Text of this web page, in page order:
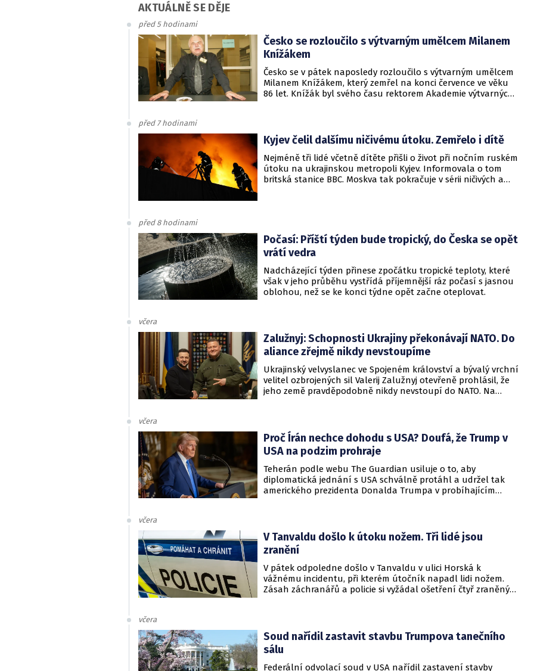
AKTUÁLNĚ SE DĚJE
před 5 hodinami
Česko se rozloučilo s výtvarným umělcem Milanem
Knížákem
Česko se v pátek naposledy rozloučilo s výtvarným umělcem
Milanem Knížákem, který zemřel na konci července ve věku
86 let. Knížák byl svého času rektorem Akademie výtvarných
před 7 hodinami
Kyjev čelil dalšímu ničivému útoku. Zemřelo i dítě
Nejméně tři lidé včetně dítěte přišli o život při nočním ruském
útoku na ukrajinskou metropoli Kyjev. Informovala o tom
britská stanice BBC. Moskva tak pokračuje v sérii ničivých a
před 8 hodinami
Počasí: Příští týden bude tropický, do Česka se opět
vrátí vedra
Nadcházející týden přinese zpočátku tropické teploty, které
však v jeho průběhu vystřídá příjemnější ráz počasí s jasnou
oblohou, než se ke konci týdne opět začne oteplovat.
včera
Zalužnyj: Schopnosti Ukrajiny překonávají NATO. Do
aliance zřejmě nikdy nevstoupíme
Ukrajinský velvyslanec ve Spojeném království a bývalý vrchní
velitel ozbrojených sil Valerij Zalužnyj otevřeně prohlásil, že
jeho země pravděpodobně nikdy nevstoupí do NATO. Na
nedosažitelné.
včera
Proč Írán nechce dohodu s USA? Doufá, že Trump v
USA na podzim prohraje
Teherán podle webu The Guardian usiluje o to, aby
diplomatická jednání s USA schválně protáhl a udržel tak
amerického prezidenta Donalda Trumpa v probíhajícím
rukojmími za prezidenta Jimmyho Cartera.
včera
V Tanvaldu došlo k útoku nožem. Tři lidé jsou
zranění
V pátek odpoledne došlo v Tanvaldu v ulici Horská k
vážnému incidentu, při kterém útočník napadl lidi nožem.
Zásah záchranářů a policie si vyžádal ošetření čtyř zraněných
včera
Soud nařídil zastavit stavbu Trumpova tanečního
sálu
Federální odvolací soud v USA nařídil zastavení stavby